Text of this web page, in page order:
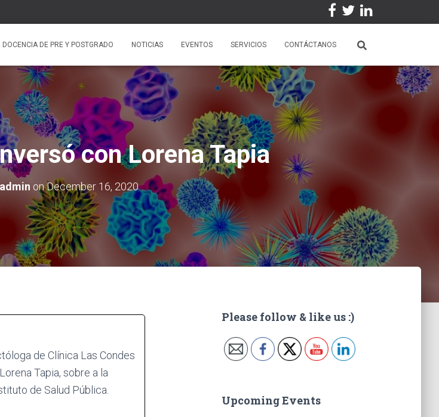
DOCENCIA DE PRE Y POSTGRADO NOTICIAS EVENTOS SERVICIOS CONTÁCTANOS
con Lorena Tapia
admin onDecember 16, 2020
de Clínica Las Condes
Tapia, sobre a la
de Salud Pública.
Please follow & like us :)
Upcoming Events